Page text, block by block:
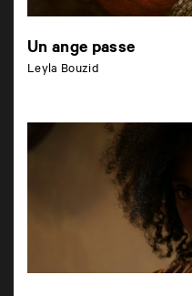
Un ange passe
Leyla Bouzid